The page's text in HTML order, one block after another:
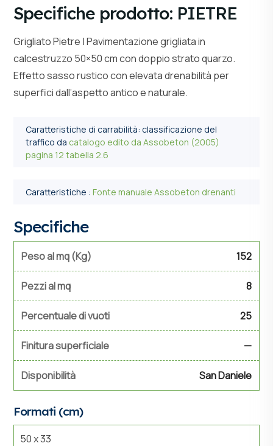
Specifiche prodotto: PIETRE
Grigliato Pietre | Pavimentazione grigliata in
calcestruzzo 50×50 cm con doppio strato quarzo.
Effetto sasso rustico con elevata drenabilità per
superfici dall’aspetto antico e naturale.
Caratteristiche di carrabilità: classificazione del
traffico da catalogo edito da Assobeton (2005)
pagina 12 tabella 2.6
Caratteristiche :Fonte manuale Assobeton drenanti
Specifiche
Peso al mq (Kg) 152
Pezzi al mq 8
Percentuale di vuoti 25
Finitura superficiale —
Disponibilità San Daniele
Formati (cm)
50 x 33